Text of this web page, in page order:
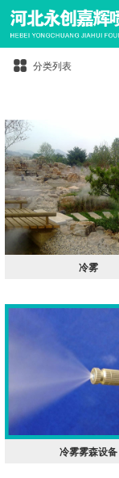
分类列表
冷雾
冷雾雾森设备